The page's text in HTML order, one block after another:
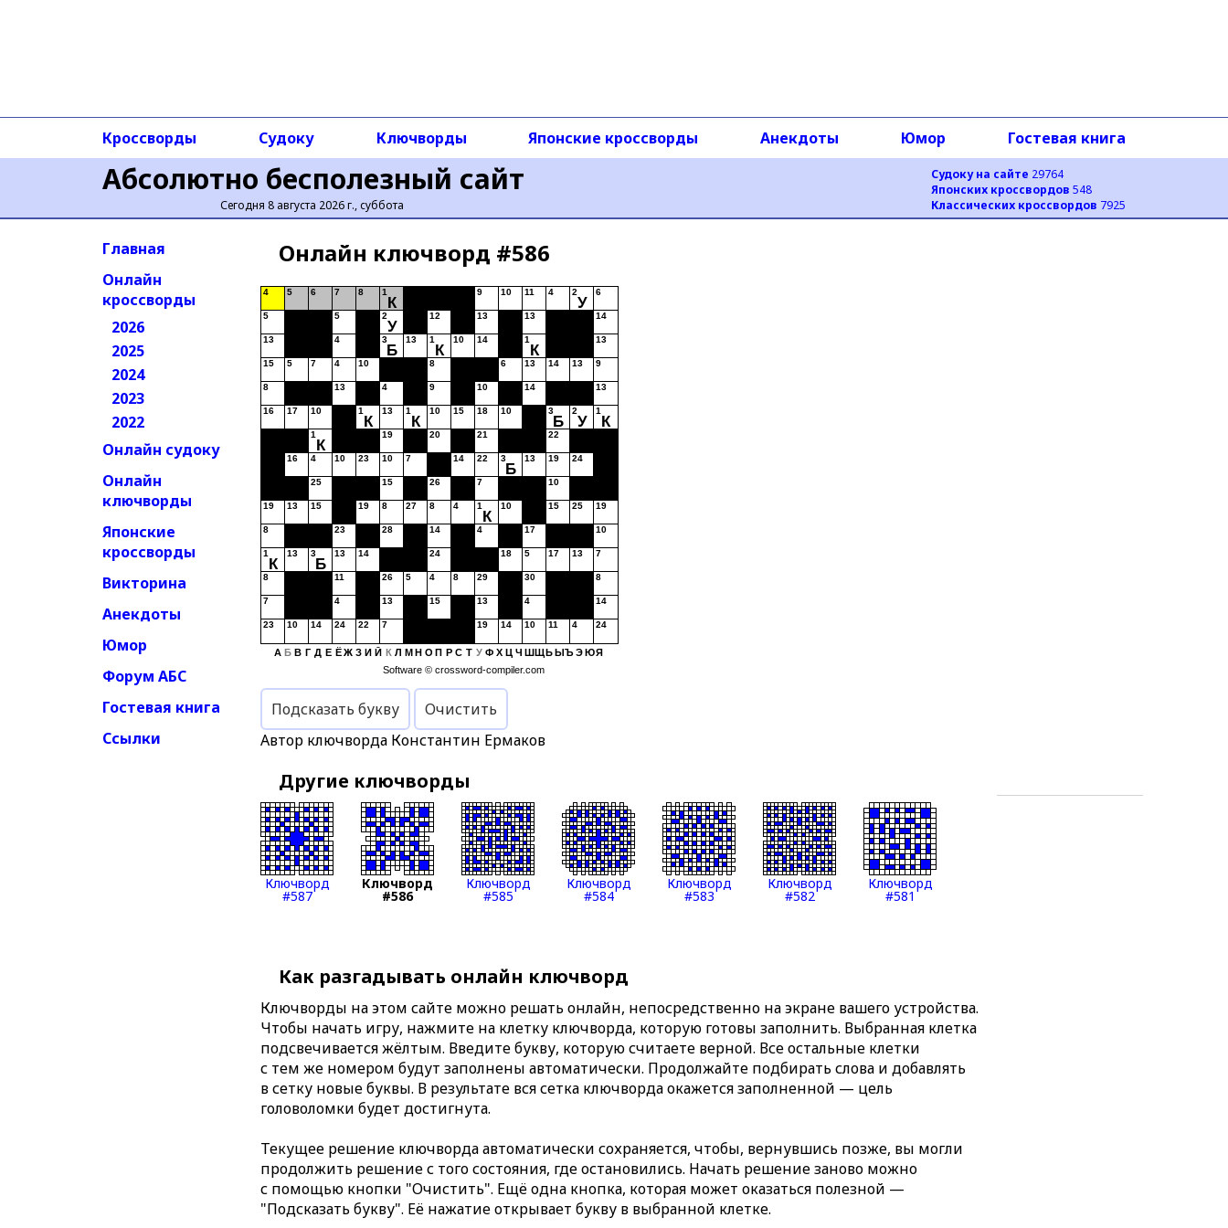
Абсолютно бесполезный сайт
Сегодня 8 августа 2026 г., суббота
Судоку на сайте 29764
Японских кроссвордов 548
Классических кроссвордов 7925
Кроссворды Судоку Ключворды Японские кроссворды Анекдоты Юмор Гостевая книга
Главная
Онлайн
кроссворды
2026
2025
2024
2023
2022
Онлайн судоку
Онлайн
ключворды
Японские
кроссворды
Викторина
Анекдоты
Юмор
Форум АБС
Гостевая книга
Ссылки
Онлайн ключворд #586
4 5 6 7 8 1
К
9 10 11 4 2
У
6
5 5 2
У
12 13 13 14
13 4 3
Б
13 1
К
10 14 1
К
13
15 5 7 4 10 8 6 13 14 13 9
8 13 4 9 10 14 13
16 17 10 1
К
13 1
К
10 15 18 10 3
Б
2
У
1
К
1
К
19 20 21 22
16 4 10 23 10 7 14 22 3
Б
13 19 24
25 15 26 7 10
19 13 15 19 8 27 8 4 1
К
10 15 25 19
8 23 28 14 4 17 10
1
К
13 3
Б
13 14 24 18 5 17 13 7
8 11 26 5 4 8 29 30 8
7 4 13 15 13 4 14
23 10 14 24 22 7 19 14 10 11 4 24
А Б В Г Д Е Ё Ж З И Й К Л М Н О П Р С Т У Ф Х Ц Ч ШЩЬЫЪ ЭЮЯ
Software ©crossword-compiler.com
Подсказать букву
Очистить
Автор ключворда Константин Ермаков
Другие ключворды
Ключворд
#587
Ключворд
#586
Ключворд
#585
Ключворд
#584
Ключворд
#583
Ключворд
#582
Ключворд
#581
Как разгадывать онлайн ключворд
Ключворды на этом сайте можно решать онлайн, непосредственно на экране вашего устройства.
Чтобы начать игру, нажмите на клетку ключворда, которую готовы заполнить. Выбранная клетка
подсвечивается жёлтым. Введите букву, которую считаете верной. Все остальные клетки
с тем же номером будут заполнены автоматически. Продолжайте подбирать слова и добавлять
в сетку новые буквы. В результате вся сетка ключворда окажется заполненной — цель
головоломки будет достигнута.
Текущее решение ключворда автоматически сохраняется, чтобы, вернувшись позже, вы могли
продолжить решение с того состояния, где остановились. Начать решение заново можно
с помощью кнопки "Очистить". Ещё одна кнопка, которая может оказаться полезной —
"Подсказать букву". Её нажатие открывает букву в выбранной клетке.